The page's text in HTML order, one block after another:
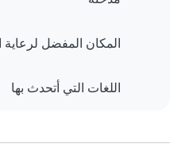
المكان المفضل لرعاية
اللغات التي أتحدث بها